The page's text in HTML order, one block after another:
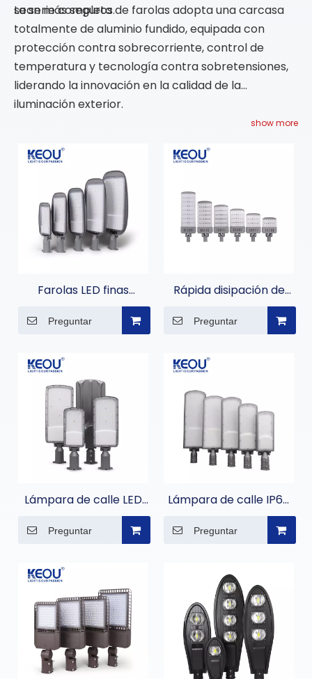
sean más seguros.
La serie completa de farolas adopta una carcasa
totalmente de aluminio fundido, equipada con
protección contra sobrecorriente, control de
temperatura y tecnología contra sobretensiones,
liderando la innovación en la calidad de la
iluminación exterior.
show more
Farolas LED finas
impermeables IP66
Preguntar
Rápida disipación de
calor 100W 150W 200W
250W 300W 400W
Preguntar
Lámpara de calle LED
de ángulo ajustable
50W 100W 150W 200W
Preguntar
Lámpara de calle IP66
de aluminio ultrafina
para alumbrado
Preguntar